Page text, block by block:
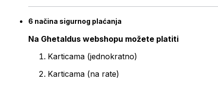
6 načina sigurnog plaćanja
Na Ghetaldus webshopu možete platiti
Karticama (jednokratno)
Karticama (na rate)